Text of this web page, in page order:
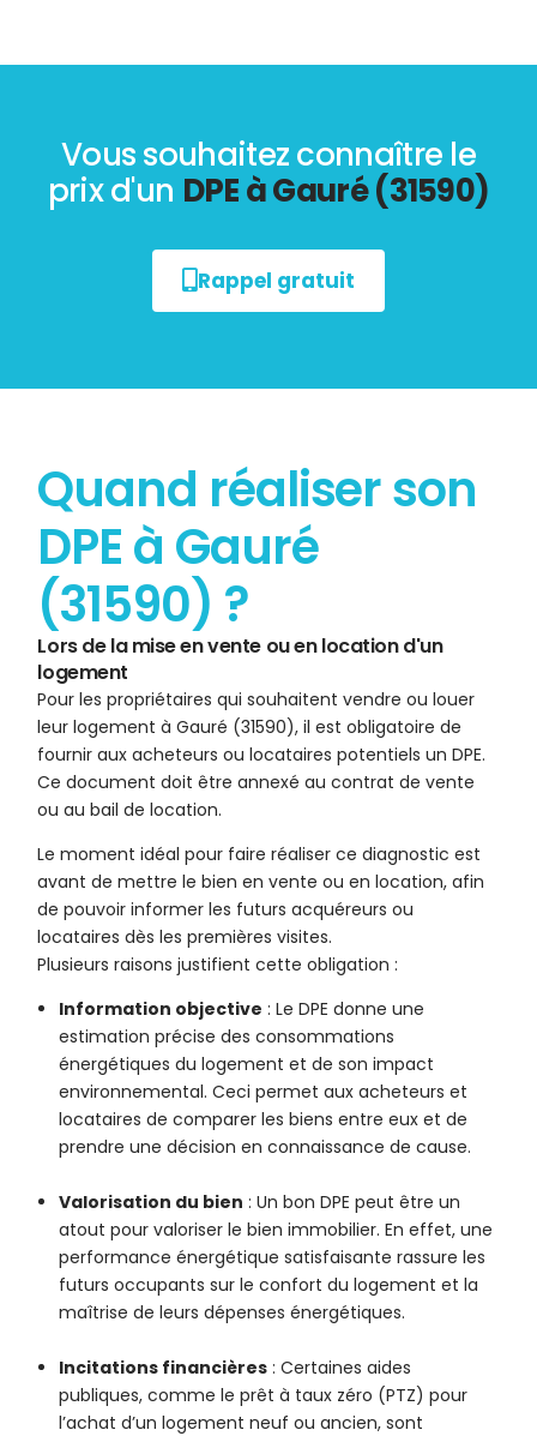
Vous souhaitez connaître le
prix d'un DPE à Gauré (31590)
Rappel gratuit
Quand réaliser son
DPE à Gauré
(31590) ?
Lors de la mise en vente ou en location d'un
logement
Pour les propriétaires qui souhaitent vendre ou louer
leur logement à Gauré (31590), il est obligatoire de
fournir aux acheteurs ou locataires potentiels un DPE.
Ce document doit être annexé au contrat de vente
ou au bail de location.
Le moment idéal pour faire réaliser ce diagnostic est
avant de mettre le bien en vente ou en location, afin
de pouvoir informer les futurs acquéreurs ou
locataires dès les premières visites.
Plusieurs raisons justifient cette obligation :
Information objective : Le DPE donne une
estimation précise des consommations
énergétiques du logement et de son impact
environnemental. Ceci permet aux acheteurs et
locataires de comparer les biens entre eux et de
prendre une décision en connaissance de cause.
Valorisation du bien : Un bon DPE peut être un
atout pour valoriser le bien immobilier. En effet, une
performance énergétique satisfaisante rassure les
futurs occupants sur le confort du logement et la
maîtrise de leurs dépenses énergétiques.
Incitations financières : Certaines aides
publiques, comme le prêt à taux zéro (PTZ) pour
l’achat d’un logement neuf ou ancien, sont